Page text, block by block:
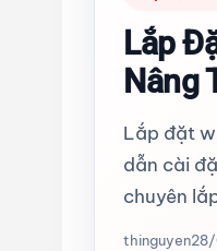
Lắp
Nâng
Lắp đặt
dẫn cài
chuyên
thinguyen